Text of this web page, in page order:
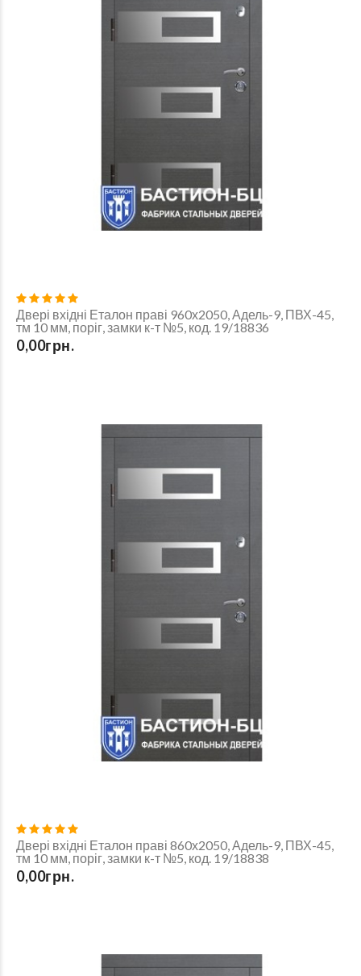
Двері вхідні Еталон праві 960х2050, Адель-9, ПВХ-45,
тм 10 мм, поріг, замки к-т №5, код. 19/18836
0,00грн.
Двері вхідні Еталон праві 860х2050, Адель-9, ПВХ-45,
тм 10 мм, поріг, замки к-т №5, код. 19/18838
0,00грн.